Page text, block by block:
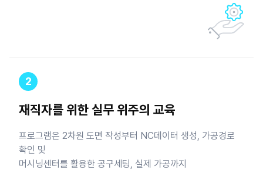
2
재직자를 위한 실무 위주의 교육
프로그램은 2차원 도면 작성부터 NC데이터 생성, 가공경로
확인 및
머시닝센터를 활용한 공구세팅, 실제 가공까지